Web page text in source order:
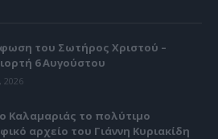
του Σωτήρος Χριστού –
6 Αυγούστου
2026
Καλαμαριάς το πολύτιμο
αρχείο του Γιάννη Κυριακίδη